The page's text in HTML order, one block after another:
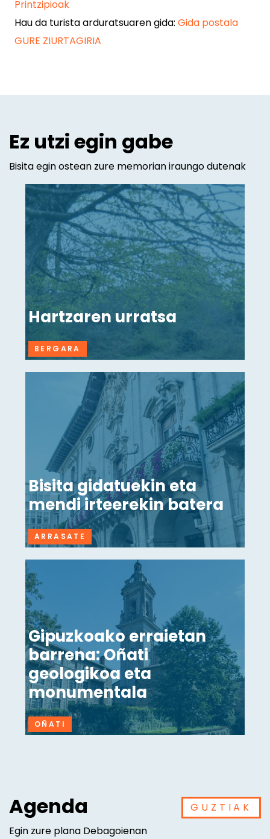
Printzipioak
Hau da turista arduratsuaren gida: Gida postala
GURE ZIURTAGIRIA
Ez utzi egin gabe
Bisita egin ostean zure memorian iraungo dutenak
Hartzaren urratsa
BERGARA
Bisita gidatuekin eta
mendi irteerekin batera
ARRASATE
Gipuzkoako erraietan
barrena: Oñati
geologikoa eta
monumentala
OÑATI
Agenda
Egin zure plana Debagoienan
GUZTIAK